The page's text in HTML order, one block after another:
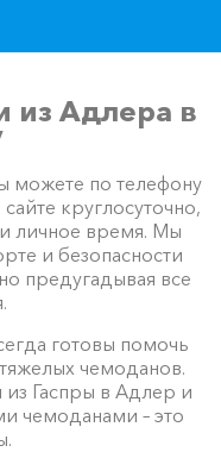
из Адлера в
можете по телефону
круглосуточно,
личное время. Мы
и безопасности
предугадывая все
готовы помочь
чемоданов.
из Гаспры в Адлер и
чемоданами – это